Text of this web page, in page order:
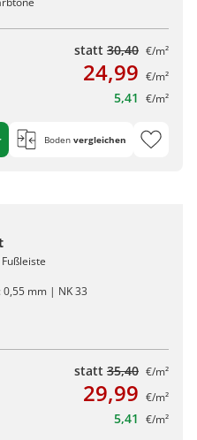
statt 30,40 €/m²
24,99 €/m²
5,41 €/m²
Boden vergleichen
mm | NK 33
statt 35,40 €/m²
29,99 €/m²
5,41 €/m²